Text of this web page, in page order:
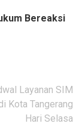
Bereaksi
Layanan SIM
Kota Tangerang
Hari Selasa